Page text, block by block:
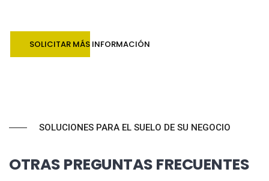
SOLICITAR MÁS INFORMACIÓN
SOLUCIONES PARA EL SUELO DE SU NEGOCIO
OTRAS PREGUNTAS FRECUENTES